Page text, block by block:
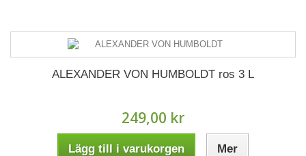
ALEXANDER VON HUMBOLDT ros 3 L
249,00 kr
Lägg till i varukorgen Mer